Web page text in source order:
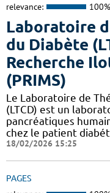
relevance: 100%
Laboratoire
du Diabète
Recherche
(PRIMS)
Le Laboratoire de
(LTCD) est un
pancréatiques
chez le patient
18/02/2026 15:25
PAGES